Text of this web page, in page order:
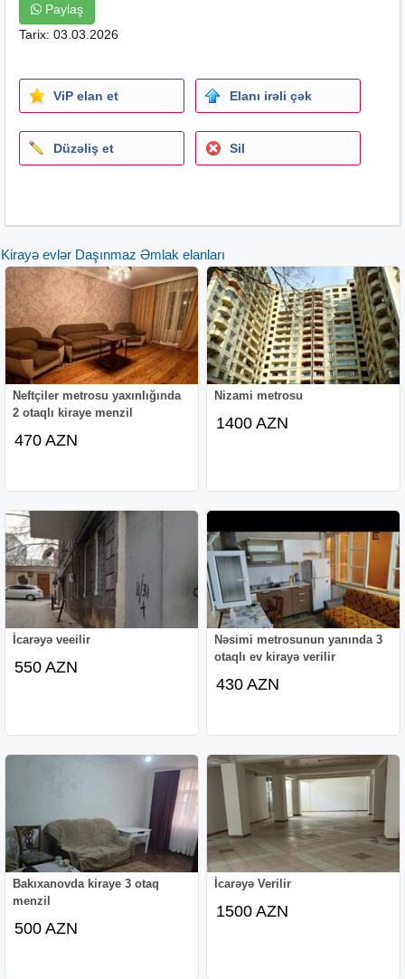
Paylaş
Tarix: 03.03.2026
ViP elan et Elanı irəli çək
Düzəliş et Sil
Kirayə evlər Daşınmaz Əmlak elanları
Neftçiler metrosu yaxınlığında
2 otaqlı kiraye menzil
470 AZN
Nizami metrosu
1400 AZN
İcarəyə veeilir
550 AZN
Nəsimi metrosunun yanında 3
otaqlı ev kirayə verilir
430 AZN
Bakıxanovda kiraye 3 otaq
menzil
500 AZN
İcarəyə Verilir
1500 AZN